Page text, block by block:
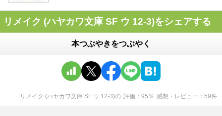
リメイク (ハヤカワ文庫 SF ウ 12-3)をシェアする
本つぶやきをつぶやく
リメイク (ハヤカワ文庫 SF ウ 12-3)の 評価 95 ％ 感想・レビュー 59件